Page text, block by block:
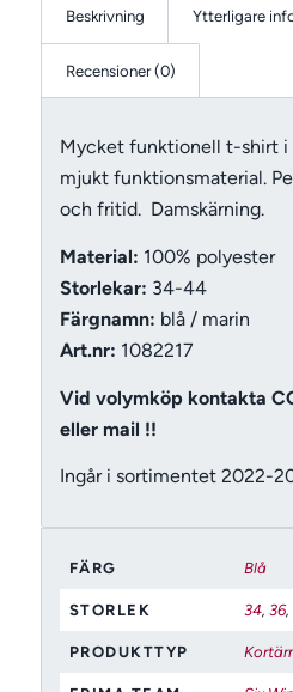
Beskrivning Ytterligare
Recensioner (0)
Mycket funktionell t-shirt i
mjukt funktionsmaterial.
och fritid. Damskärning.
Material: 100% polyester
Storlekar: 34-44
Färgnamn: blå / marin
Art.nr: 1082217
Vid volymköp kontakta
eller mail !!
Ingår i sortimentet 2022-
FÄRG Blå
STORLEK 34, 36,
PRODUKTTYP